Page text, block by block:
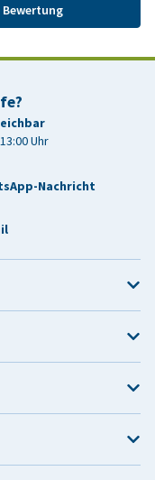
Bewertung
Uhr
Nachricht